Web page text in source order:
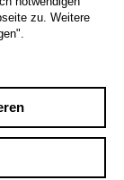
zu. Weitere